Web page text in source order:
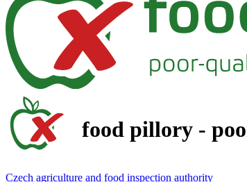
food pillory -
Czech agriculture and food inspection authority